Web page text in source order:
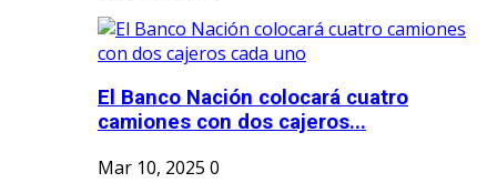
El Banco Nación colocará cuatro
camiones con dos cajeros...
Mar 10, 2025 0